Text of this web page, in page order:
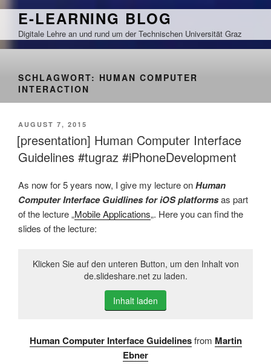
Zum
springen
E-LEARNING BLOG
Digitale Lehre an und rund um der Technischen Universität Graz
SCHLAGWORT: HUMAN COMPUTER
INTERACTION
VERÖFFENTLICHT
AM
AUGUST 7, 2015
[presentation] Human Computer Interface
Guidelines #tugraz #iPhoneDevelopment
As now for 5 years now, I give my lecture onHuman
Computer Interface Guidlines for iOS platformsas part
of the lecture „Mobile Applications„. Here you can find the
slides of the lecture:
Klicken Sie auf den unteren Button, um den Inhalt von
de.slideshare.net zu laden.
Inhalt laden
Human Computer Interface Guidelines from Martin
Ebner